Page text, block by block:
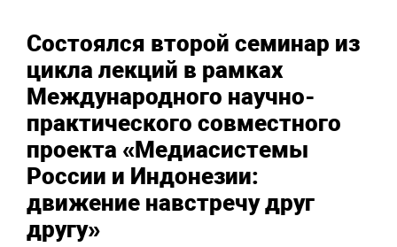
Состоялся второй семинар из
цикла лекций в рамках
Международного научно-
практического совместного
проекта «Медиасистемы
России и Индонезии:
движение навстречу друг
другу»